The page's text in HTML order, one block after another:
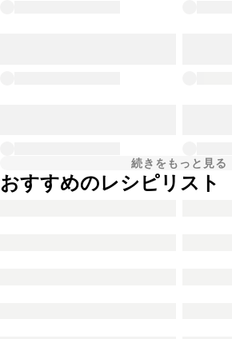
続きをもっと見る
おすすめのレシピリスト